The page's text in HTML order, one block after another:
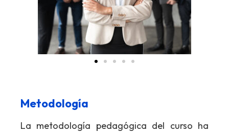
Metodología
La metodología pedagógica del curso ha